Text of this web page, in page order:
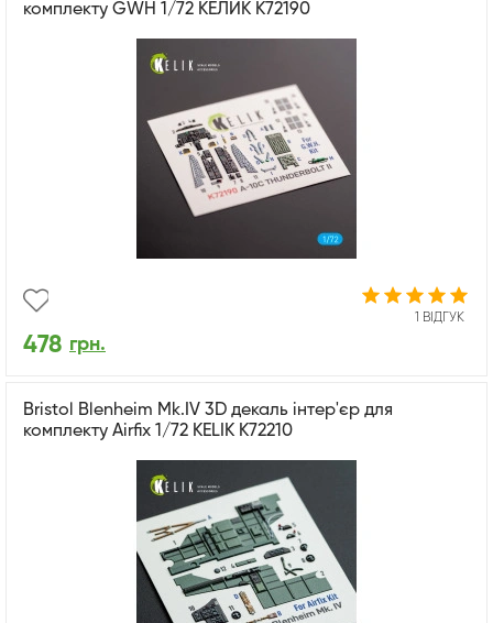
комплекту GWH 1/72 КЕЛИК K72190
1 ВІДГУК
478 грн.
Bristol Blenheim Mk.IV 3D декаль інтер'єр для
комплекту Airfix 1/72 KELIK K72210